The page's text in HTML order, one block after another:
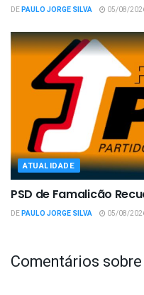
DEPAULO JORGE SILVA 05/08/
ATUALIDADE
PSD de Famalicão
DEPAULO JORGE SILVA 05/08/
Comentários